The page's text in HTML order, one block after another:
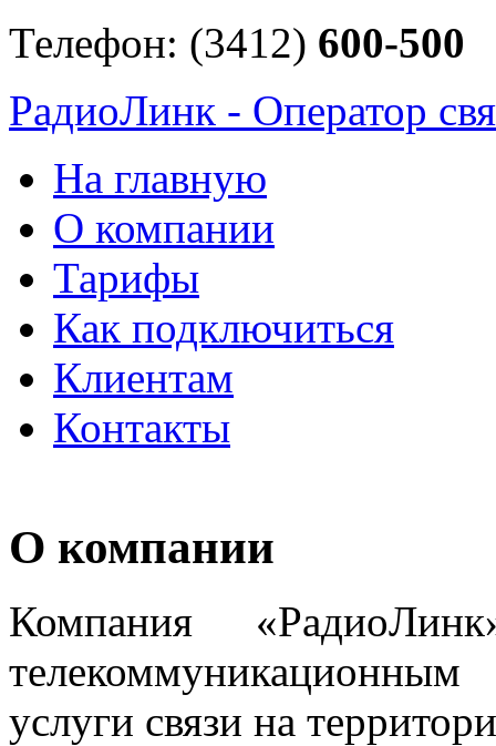
Телефон: (3412) 600-500
РадиоЛинк - Оператор
На главную
О компании
Тарифы
Как подключиться
Клиентам
Контакты
О компании
Компания
услуги связи на